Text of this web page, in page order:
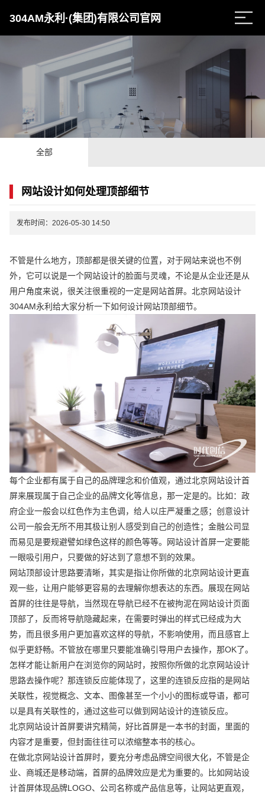
304AM永利·(集团)有限公司官网
全部
网站设计如何处理顶部细节
发布时间：2026-05-30 14:50
不管是什么地方，顶部都是很关键的位置，对于网站来说也不例
外，它可以说是一个网站设计的脸面与灵魂，不论是从企业还是从
用户角度来说，很关注很重视的一定是网站首屏。北京网站设计
304AM永利给大家分析一下如何设计网站顶部细节。
每个企业都有属于自己的品牌理念和价值观，通过北京网站设计首
屏来展现属于自己企业的品牌文化等信息，那一定是的。比如：政
府企业一般会以红色作为主色调，给人以庄严凝重之感；创意设计
公司一般会无所不用其极让别人感受到自己的创造性；金融公司显
而易见是要规避譬如绿色这样的颜色等等。网站设计首屏一定要能
一眼吸引用户，只要做的好达到了意想不到的效果。
网站顶部设计思路要清晰，其实是指让你所做的北京网站设计更直
观一些，让用户能够更容易的去理解你想表达的东西。展现在网站
首屏的往往是导航，当然现在导航已经不在被拘泥在网站设计页面
顶部了，反而将导航隐藏起来，在需要时弹出的样式已经成为大
势，而且很多用户更加喜欢这样的导航，不影响使用，而且感官上
似乎更舒畅。不管放在哪里只要能准确引导用户去操作，那OK了。
怎样才能让新用户在浏览你的网站时，按照你所做的北京网站设计
思路去操作呢？那连锁反应能体现了，这里的连锁反应指的是网站
关联性，视觉概念、文本、图像甚至一个小小的图标或导语，都可
以是具有关联性的，通过这些可以做到网站设计的连锁反应。
北京网站设计首屏要讲究精简，好比首屏是一本书的封面，里面的
内容才是重要，但封面往往可以浓缩整本书的核心。
在做北京网站设计首屏时，要充分考虑品牌空间很大化，不管是企
业、商城还是移动端，首屏的品牌效应是尤为重要的。比如网站设
计首屏体现品牌LOGO、公司名称或产品信息等，让网站更直观，